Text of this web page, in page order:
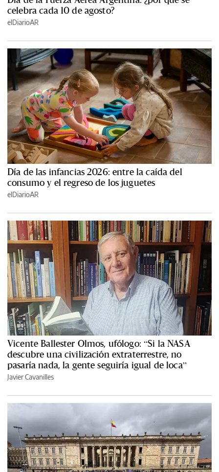
celebra cada 10 de agosto?
elDiarioAR
Día de las infancias 2026: entre la caída del
consumo y el regreso de los juguetes
elDiarioAR
Vicente Ballester Olmos, ufólogo: “Si la NASA
descubre una civilización extraterrestre, no
pasaría nada, la gente seguiría igual de loca”
Javier Cavanilles